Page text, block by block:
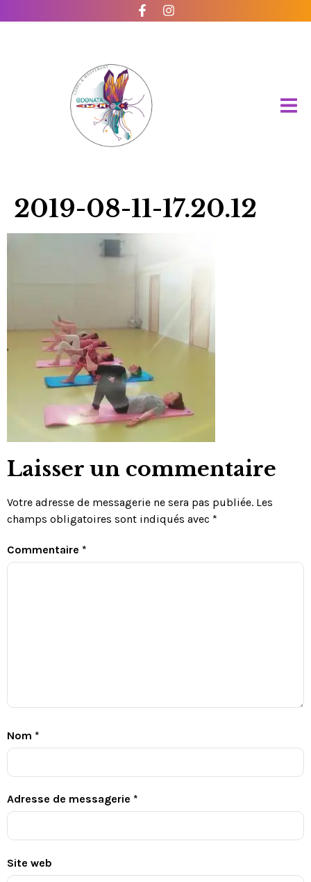
2019-08-11-17.20.12
Laisser un commentaire
Votre adresse de messagerie ne sera pas publiée. Les
champs obligatoires sont indiqués avec *
Commentaire *
Nom *
Adresse de messagerie *
Site web